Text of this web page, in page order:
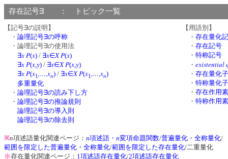
存在記号∃ ： トピック一覧
【記号∃の説明】
・ 論理記号∃の呼称
・論理記号∃の使用法
∃xP(x) / ∃x∈XP(x)
∃xP(xy) / ∃x∈XP(xy)
∃xP(x1,…,xn) / ∃x∈XP(x1,…,xn)
多重量化
・ 論理記号∃の読み下し方
・ 論理記号∃の推論規則
論理記号∃の導入則
論理記号∃の除去則
【用語別】
・ 存在量化
・ 存在記号
・ 特称記号
・ existential
・ 存在量化子
・ 特称量化子
・ 存在作用素
・ 特称作用素
※n項述語量化関連ページ： n項述語・ n変項命題関数/普遍量化・全称量化/
範囲を限定した普遍量化・全称量化/範囲を限定した存在量化/二重量化
※存在量化関連ページ： 1項述語存在量化/2項述語存在量化